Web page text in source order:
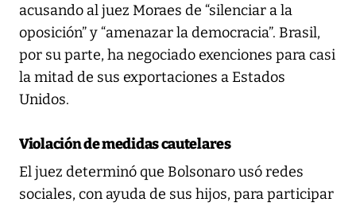
acusando al juez Moraes de “silenciar a la
oposición” y “amenazar la democracia”. Brasil,
por su parte, ha negociado exenciones para casi
la mitad de sus exportaciones a Estados
Unidos.
Violación de medidas cautelares
El juez determinó que Bolsonaro usó redes
sociales, con ayuda de sus hijos, para participar